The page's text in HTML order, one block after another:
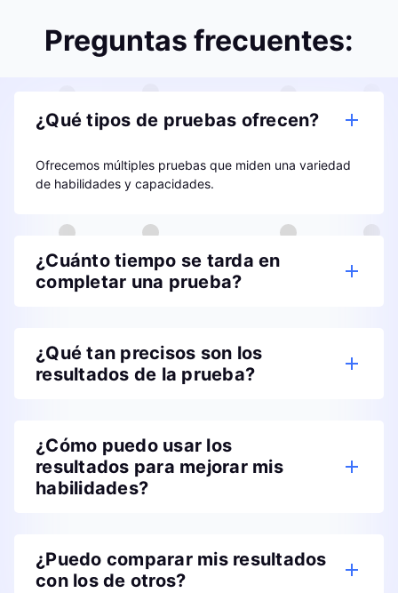
Preguntas frecuentes:
¿Qué tipos de pruebas ofrecen?
Ofrecemos múltiples pruebas que miden una variedad
de habilidades y capacidades.
¿Cuánto tiempo se tarda en
completar una prueba?
¿Qué tan precisos son los
resultados de la prueba?
¿Cómo puedo usar los
resultados para mejorar mis
habilidades?
¿Puedo comparar mis resultados
con los de otros?